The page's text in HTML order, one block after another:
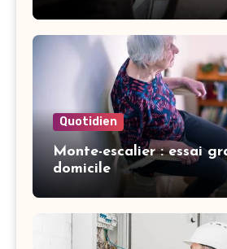
Quotidien
Monte-escalier : essai
domicile